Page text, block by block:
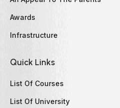
Awards
Infrastructure
Quick Links
List Of Courses
List Of University